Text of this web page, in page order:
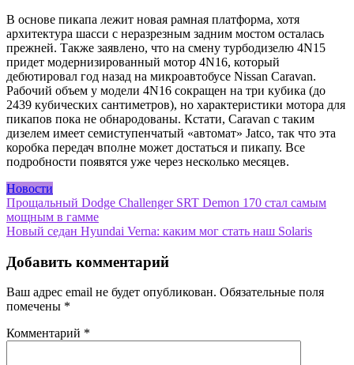
В основе пикапа лежит новая рамная платформа, хотя
архитектура шасси с неразрезным задним мостом осталась
прежней. Также заявлено, что на смену турбодизелю 4N15
придет модернизированный мотор 4N16, который
дебютировал год назад на микроавтобусе Nissan Caravan.
Рабочий объем у модели 4N16 сокращен на три кубика (до
2439 кубических сантиметров), но характеристики мотора для
пикапов пока не обнародованы. Кстати, Caravan с таким
дизелем имеет семиступенчатый «автомат» Jatco, так что эта
коробка передач вполне может достаться и пикапу. Все
подробности появятся уже через несколько месяцев.
Новости
Навигация
по
Прощальный Dodge Challenger SRT Demon 170 стал самым
мощным в гамме
Новый седан Hyundai Verna: каким мог стать наш Solaris
Добавить комментарий
Ваш адрес email не будет опубликован. Обязательные поля
помечены *
Комментарий *